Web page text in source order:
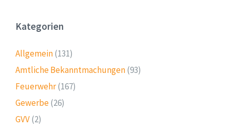
Kategorien
Allgemein(131)
Amtliche Bekanntmachungen(93)
Feuerwehr(167)
Gewerbe(26)
GVV(2)